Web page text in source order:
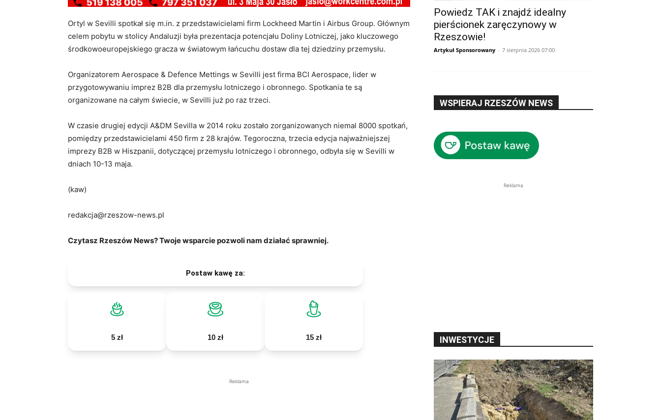
Ortyl w Sevilli spotkał się m.in. z przedstawicielami firm Lockheed Martin i Airbus Group. Głównym
celem pobytu w stolicy Andaluzji była prezentacja potencjału Doliny Lotniczej, jako kluczowego
środkowoeuropejskiego gracza w światowym łańcuchu dostaw dla tej dziedziny przemysłu.
Organizatorem Aerospace & Defence Mettings w Sevilli jest firma BCI Aerospace, lider w
przygotowywaniu imprez B2B dla przemysłu lotniczego i obronnego. Spotkania te są
organizowane na całym świecie, w Sevilli już po raz trzeci.
W czasie drugiej edycji A&DM Sevilla w 2014 roku zostało zorganizowanych niemal 8000 spotkań,
pomiędzy przedstawicielami 450 firm z 28 krajów. Tegoroczna, trzecia edycja najważniejszej
imprezy B2B w Hiszpanii, dotyczącej przemysłu lotniczego i obronnego, odbyła się w Sevilli w
dniach 10-13 maja.
(kaw)
redakcja@rzeszow-news.pl
Czytasz Rzeszów News? Twoje wsparcie pozwoli nam działać sprawniej.
Postaw kawę za:
5 zł 10 zł 15 zł
Reklama
Powiedz TAK i znajdź idealny
pierścionek zaręczynowy w
Rzeszowie!
Artykuł Sponsorowany - 7 sierpnia 2026 07:00
WSPIERAJ RZESZÓW NEWS
Reklama
INWESTYCJE